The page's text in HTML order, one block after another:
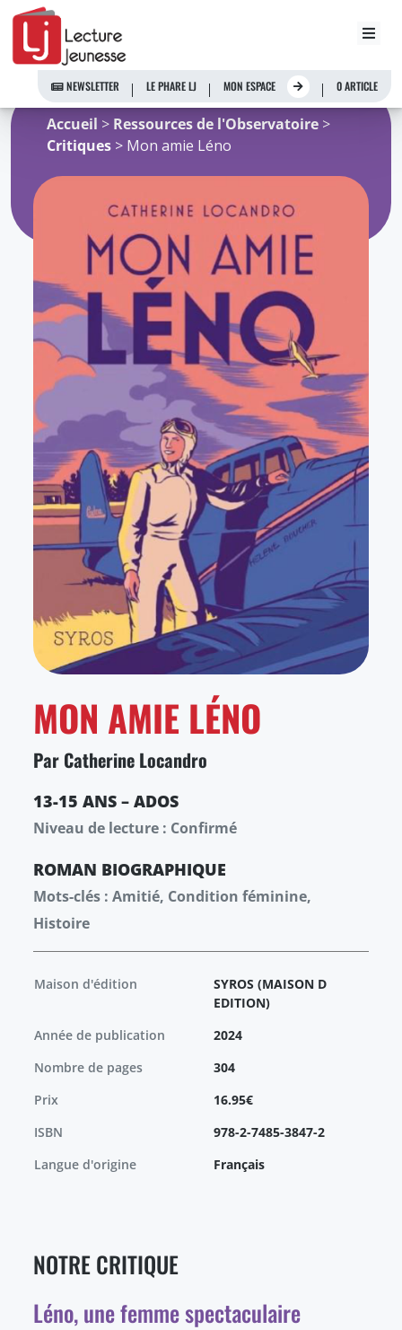
Aller
contenu
NEWSLETTER LE PHARE LJ MON ESPACE 0 ARTICLE
Accueil > Ressources de l'Observatoire >
Critiques > Mon amie Léno
MON AMIE LÉNO
Par Catherine Locandro
13-15 ANS – ADOS
Niveau de lecture : Confirmé
ROMAN BIOGRAPHIQUE
Mots-clés : Amitié, Condition féminine,
Histoire
Maison d'édition
SYROS (MAISON D
EDITION)
Année de publication
2024
Nombre de pages
304
Prix
16.95€
ISBN
978-2-7485-3847-2
Langue d'origine
Français
NOTRE CRITIQUE
Léno, une femme spectaculaire